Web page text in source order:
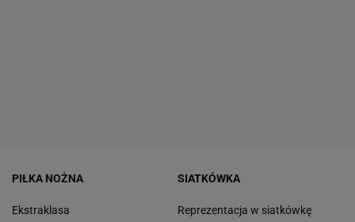
PIŁKA NOŻNA
Ekstraklasa
SIATKÓWKA
Reprezentacja w siatkówkę